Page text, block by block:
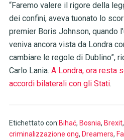
“Faremo valere il rigore della
dei confini, aveva tuonato lo
premier Boris Johnson, quando
veniva ancora vista da Londra
cambiare le regole di Dublino”,
Carlo Lania. A Londra, ora resta
accordi bilaterali con gli Stati.
Etichettato con:Bihać, Bosnia, Brexit,
criminalizzazione ong, Dreamers,